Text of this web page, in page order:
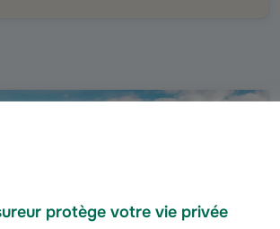
protège votre vie privée